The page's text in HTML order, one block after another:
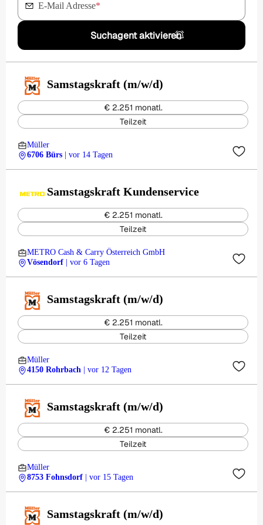
E-Mail Adresse*
Suchagent aktivieren
Samstagskraft (m/w/d)
€ 2.251 monatl.
Teilzeit
Müller
6706 Bürs
| vor 14 Tagen
Samstagskraft Kundenservice
€ 2.251 monatl.
Teilzeit
METRO Cash & Carry Österreich GmbH
Vösendorf
| vor 6 Tagen
Samstagskraft (m/w/d)
€ 2.251 monatl.
Teilzeit
Müller
4150 Rohrbach
| vor 12 Tagen
Samstagskraft (m/w/d)
€ 2.251 monatl.
Teilzeit
Müller
8753 Fohnsdorf
| vor 15 Tagen
Samstagskraft (m/w/d)